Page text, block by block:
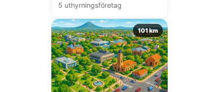
5 uthyrningsföretag
101 km